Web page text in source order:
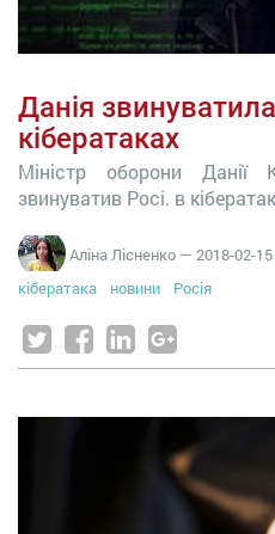
Данія
кібератаках
Міністр оборони Данії
звинуватив Росі. в
Аліна Лісненко — 2018-02-15
кібератака
новини Росія